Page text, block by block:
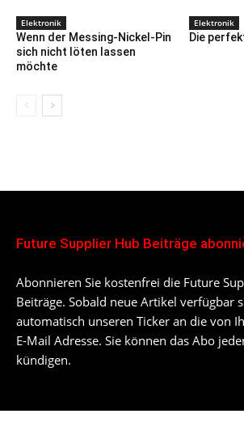
Elektronik
Wenn der Messing-Nickel-Pin
sich nicht löten lassen
möchte
Elektronik
Die
Future Supplier Hub Beiträge
Abonnieren Sie kostenfrei die Future
Beiträge. Sobald neue Artikel verfügbar
automatisch unseren Ticker an die von
E-Mail Adresse. Sie können das Abo
kündigen.